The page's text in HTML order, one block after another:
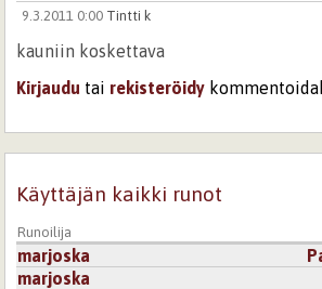
9.3.2011 0:00 Tintti k
kauniin koskettava
Kirjaudu tai rekisteröidy
26.3.2011 0:00Hil-la
tulee itsensä etsimisen aika ja usein se
etsittävä itsensä. Joillekin tulee ero,
Kirjaudutairekisteröidy
Käyttäjän kaikki runot
Runoilija
marjoska
marjoska